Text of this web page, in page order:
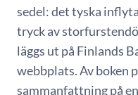
sedel: det tyska
tryck av
läggs ut på Finlands
webbplats. Av boken
sammanfattning på